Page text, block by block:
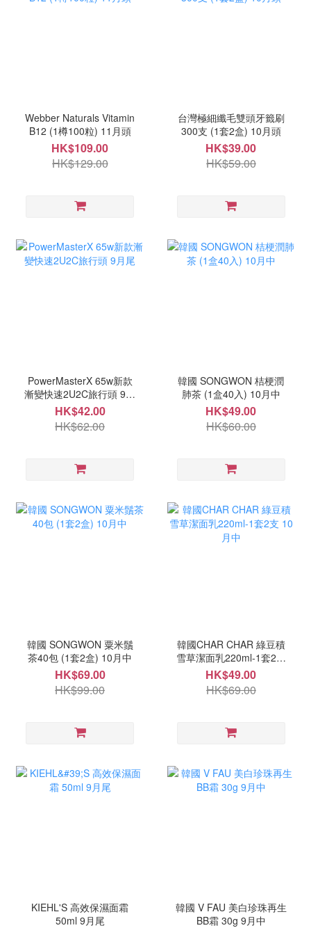
Webber Naturals Vitamin
B12 (1樽100粒) 11月頭
HK$109.00
HK$129.00
台灣極細纖毛雙頭牙籤刷
300支 (1套2盒) 10月頭
HK$39.00
HK$59.00
PowerMasterX 65w新款
漸變快速2U2C旅行頭 9月
尾
HK$42.00
HK$62.00
韓國 SONGWON 桔梗潤
肺茶 (1盒40入) 10月中
HK$49.00
HK$60.00
韓國 SONGWON 粟米鬚
茶40包 (1套2盒) 10月中
HK$69.00
HK$99.00
韓國CHAR CHAR 綠豆積
雪草潔面乳220ml-1套2支
10月中
HK$49.00
HK$69.00
KIEHL'S 高效保濕面霜
50ml 9月尾
韓國 V FAU 美白珍珠再生
BB霜 30g 9月中